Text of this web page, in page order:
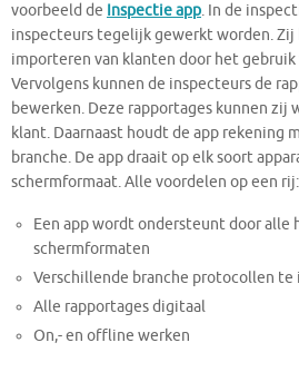
voorbeeld de Inspectie app. In de
inspecteurs tegelijk gewerkt worden. Zij
importeren van klanten door het
Vervolgens kunnen de inspecteurs de
bewerken. Deze rapportages kunnen zij
klant. Daarnaast houdt de app rekening
branche. De app draait op elk soort
schermformaat. Alle voordelen op een rij:
Een app wordt ondersteunt door alle
schermformaten
Verschillende branche protocollen te
Alle rapportages digitaal
On,- en offline werken